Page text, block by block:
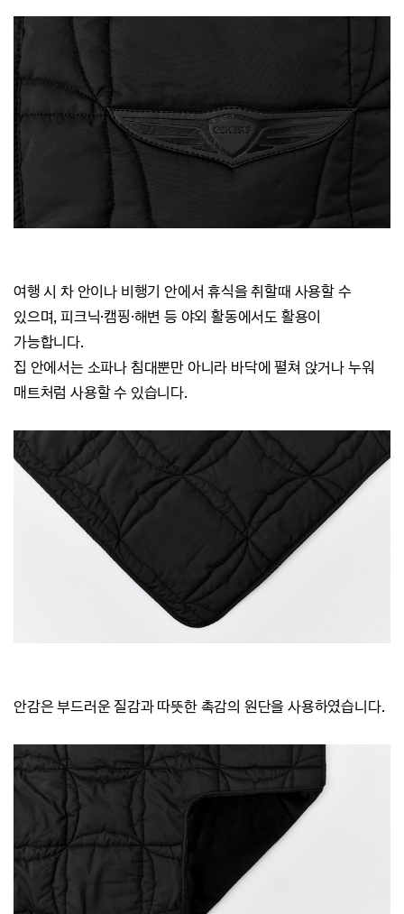
여행 시 차 안이나 비행기 안에서 휴식을 취할때 사용할 수
있으며, 피크닉·캠핑·해변 등 야외 활동에서도 활용이
가능합니다.
집 안에서는 소파나 침대뿐만 아니라 바닥에 펼쳐 앉거나 누워
매트처럼 사용할 수 있습니다.
안감은 부드러운 질감과 따뜻한 촉감의 원단을 사용하였습니다.